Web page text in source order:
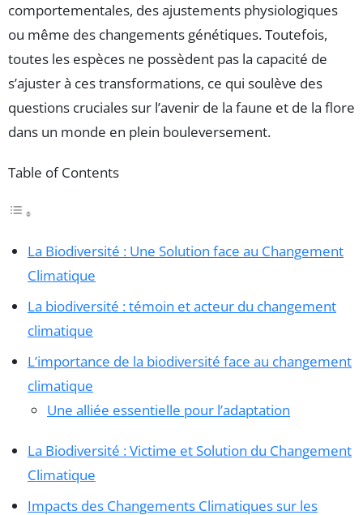
comportementales, des ajustements physiologiques
ou même des changements génétiques. Toutefois,
toutes les espèces ne possèdent pas la capacité de
s’ajuster à ces transformations, ce qui soulève des
questions cruciales sur l’avenir de la faune et de la flore
dans un monde en plein bouleversement.
Table of Contents
La Biodiversité : Une Solution face au Changement
Climatique
La biodiversité : témoin et acteur du changement
climatique
L’importance de la biodiversité face au changement
climatique
Une alliée essentielle pour l’adaptation
La Biodiversité : Victime et Solution du Changement
Climatique
Impacts des Changements Climatiques sur les